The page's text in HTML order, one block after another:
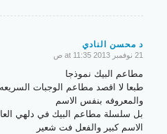
د محسن النادي
says:
21 نوفمبر 2013 at 11:35 ص
مطاعم البيك نموذجا
طبعا لا اقصد مطاعم الوجبات
والمعروفه بنفس الاسم
بل سلسلة مطاعم البيك في دلهي
الاسم كبير والفعل فت شعير